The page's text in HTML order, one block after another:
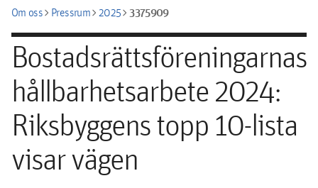
Om osschevron_rightPressrumchevron_right2025chevron_right3375909
Bostadsrättsföreningarnas
hållbarhetsarbete 2024:
Riksbyggens topp 10-lista
visar vägen